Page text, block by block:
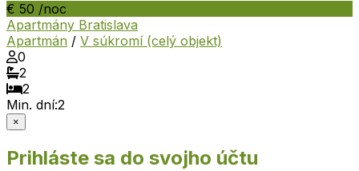
€ 50 /noc
Apartmány Bratislava
Apartmán / V súkromí (celý objekt)
0
2
2
Min. dní:2
×
Prihláste sa do svojho účtu